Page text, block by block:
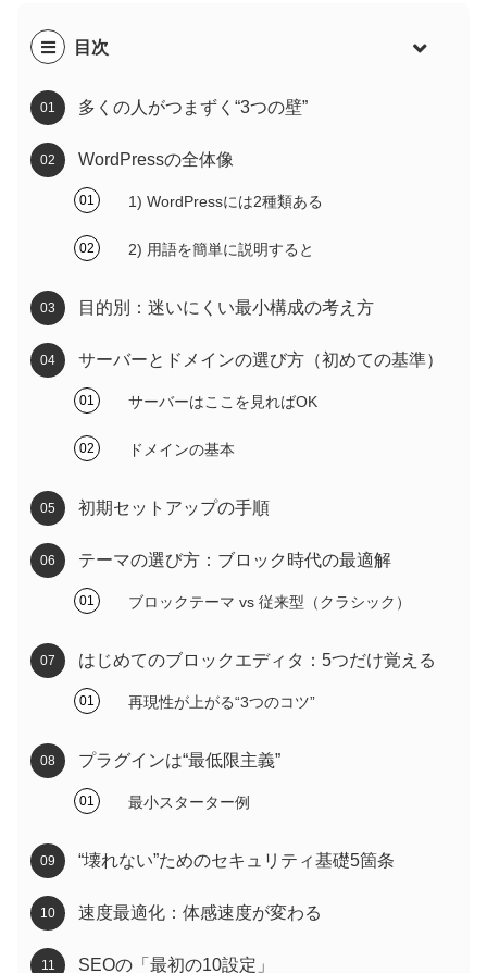
目次
多くの人がつまずく“3つの壁”
WordPressの全体像
1) WordPressには2種類ある
2) 用語を簡単に説明すると
目的別：迷いにくい最小構成の考え方
サーバーとドメインの選び方（初めての基準）
サーバーはここを見ればOK
ドメインの基本
初期セットアップの手順
テーマの選び方：ブロック時代の最適解
ブロックテーマ vs 従来型（クラシック）
はじめてのブロックエディタ：5つだけ覚える
再現性が上がる“3つのコツ”
プラグインは“最低限主義”
最小スターター例
“壊れない”ためのセキュリティ基礎5箇条
速度最適化：体感速度が変わる
SEOの「最初の10設定」